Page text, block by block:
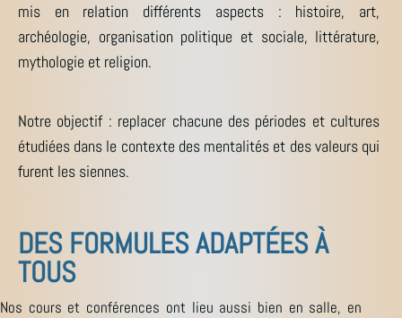
mis en relation différents aspects : histoire, art,
archéologie, organisation politique et sociale, littérature,
mythologie et religion.
Notre objectif : replacer chacune des périodes et cultures
étudiées dans le contexte des mentalités et des valeurs qui
furent les siennes.
DES FORMULES ADAPTÉES À
TOUS
Nos cours et conférences ont lieu aussi bien en salle, en